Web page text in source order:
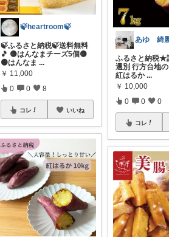
🍃heartroom🍃
🍃ふるさと納税🍃送料無料
🎵 🟡はんなまチーズ5個🟡
🟤はんなま ...
￥ 11,000
0 0 8
コレ いいね
ふるさと納税
選別 行方台地
紅はるか ...
￥ 10,000
0 0 0
コレ